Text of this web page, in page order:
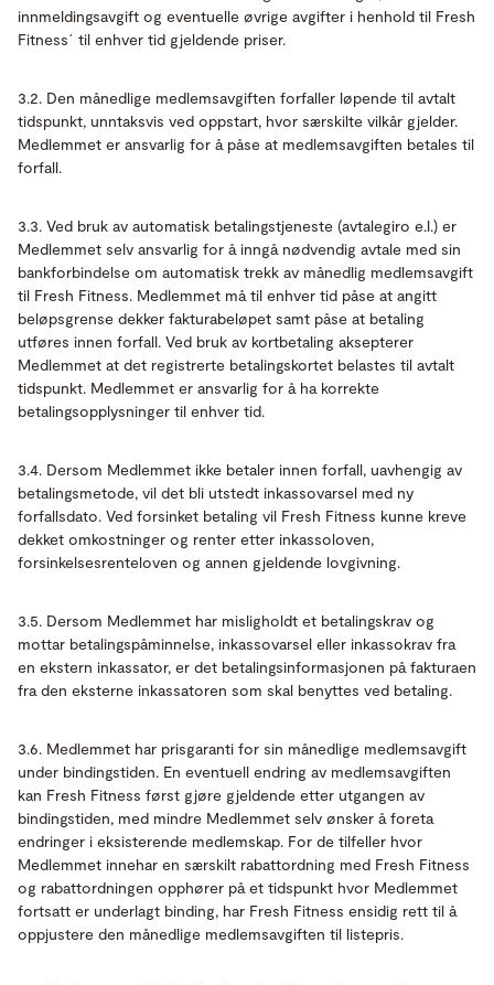
innmeldingsavgift og eventuelle øvrige avgifter i henhold til Fresh
Fitness´ til enhver tid gjeldende priser.
3.2. Den månedlige medlemsavgiften forfaller løpende til avtalt
tidspunkt, unntaksvis ved oppstart, hvor særskilte vilkår gjelder.
Medlemmet er ansvarlig for å påse at medlemsavgiften betales til
forfall.
3.3. Ved bruk av automatisk betalingstjeneste (avtalegiro e.l.) er
Medlemmet selv ansvarlig for å inngå nødvendig avtale med sin
bankforbindelse om automatisk trekk av månedlig medlemsavgift
til Fresh Fitness. Medlemmet må til enhver tid påse at angitt
beløpsgrense dekker fakturabeløpet samt påse at betaling
utføres innen forfall. Ved bruk av kortbetaling aksepterer
Medlemmet at det registrerte betalingskortet belastes til avtalt
tidspunkt. Medlemmet er ansvarlig for å ha korrekte
betalingsopplysninger til enhver tid.
3.4. Dersom Medlemmet ikke betaler innen forfall, uavhengig av
betalingsmetode, vil det bli utstedt inkassovarsel med ny
forfallsdato. Ved forsinket betaling vil Fresh Fitness kunne kreve
dekket omkostninger og renter etter inkassoloven,
forsinkelsesrenteloven og annen gjeldende lovgivning.
3.5. Dersom Medlemmet har misligholdt et betalingskrav og
mottar betalingspåminnelse, inkassovarsel eller inkassokrav fra
en ekstern inkassator, er det betalingsinformasjonen på fakturaen
fra den eksterne inkassatoren som skal benyttes ved betaling.
3.6. Medlemmet har prisgaranti for sin månedlige medlemsavgift
under bindingstiden. En eventuell endring av medlemsavgiften
kan Fresh Fitness først gjøre gjeldende etter utgangen av
bindingstiden, med mindre Medlemmet selv ønsker å foreta
endringer i eksisterende medlemskap. For de tilfeller hvor
Medlemmet innehar en særskilt rabattordning med Fresh Fitness
og rabattordningen opphører på et tidspunkt hvor Medlemmet
fortsatt er underlagt binding, har Fresh Fitness ensidig rett til å
oppjustere den månedlige medlemsavgiften til listepris.